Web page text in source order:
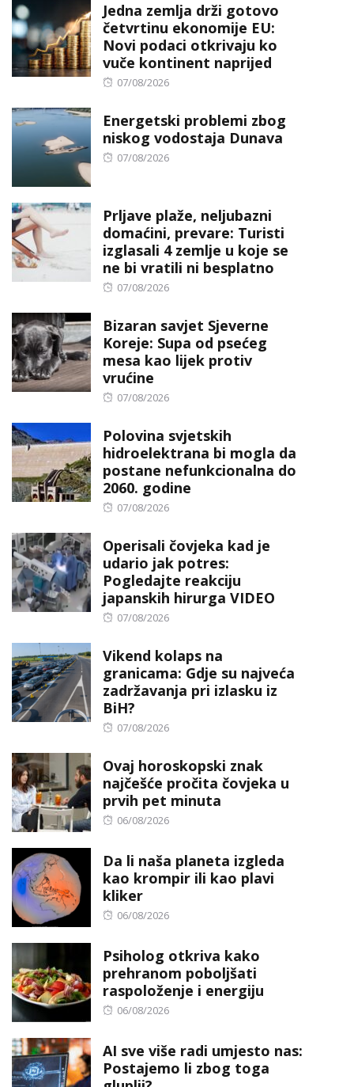
Jedna zemlja drži gotovo
četvrtinu ekonomije EU:
Novi podaci otkrivaju ko
vuče kontinent naprijed
Posted
07/08/2026
Energetski problemi zbog
niskog vodostaja Dunava
Posted
07/08/2026
Prljave plaže, neljubazni
domaćini, prevare: Turisti
izglasali 4 zemlje u koje se
ne bi vratili ni besplatno
Posted
07/08/2026
Bizaran savjet Sjeverne
Koreje: Supa od psećeg
mesa kao lijek protiv
vrućine
Posted
07/08/2026
Polovina svjetskih
hidroelektrana bi mogla da
postane nefunkcionalna do
2060. godine
Posted
07/08/2026
Operisali čovjeka kad je
udario jak potres:
Pogledajte reakciju
japanskih hirurga VIDEO
Posted
07/08/2026
Vikend kolaps na
granicama: Gdje su najveća
zadržavanja pri izlasku iz
BiH?
Posted
07/08/2026
Ovaj horoskopski znak
najčešće pročita čovjeka u
prvih pet minuta
Posted
06/08/2026
Da li naša planeta izgleda
kao krompir ili kao plavi
kliker
Posted
06/08/2026
Psiholog otkriva kako
prehranom poboljšati
raspoloženje i energiju
Posted
06/08/2026
AI sve više radi umjesto nas:
Postajemo li zbog toga